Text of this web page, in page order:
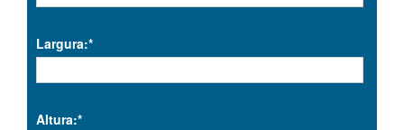
Largura:*
Altura:*